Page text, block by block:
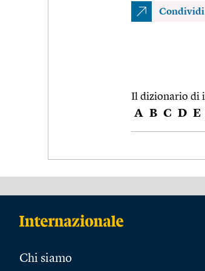
Condividi
Il dizionario di
A B C D E
Chi siamo